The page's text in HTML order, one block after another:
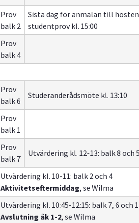
Prov
balk 2
Sista dag för anmälan till
studentprov kl. 15:00
Prov
balk 4
Prov
balk 6
Studeranderådsmöte kl. 13:10
Prov
balk 1
Prov
balk 7
Utvärdering kl. 12-13: balk 8 och
Utvärdering kl. 10-11: balk 2 och 4
Aktivitetseftermiddag, se Wilma
Utvärdering kl. 10:45-12:15: balk 7, 6 och 1
Avslutning åk 1-2, se Wilma